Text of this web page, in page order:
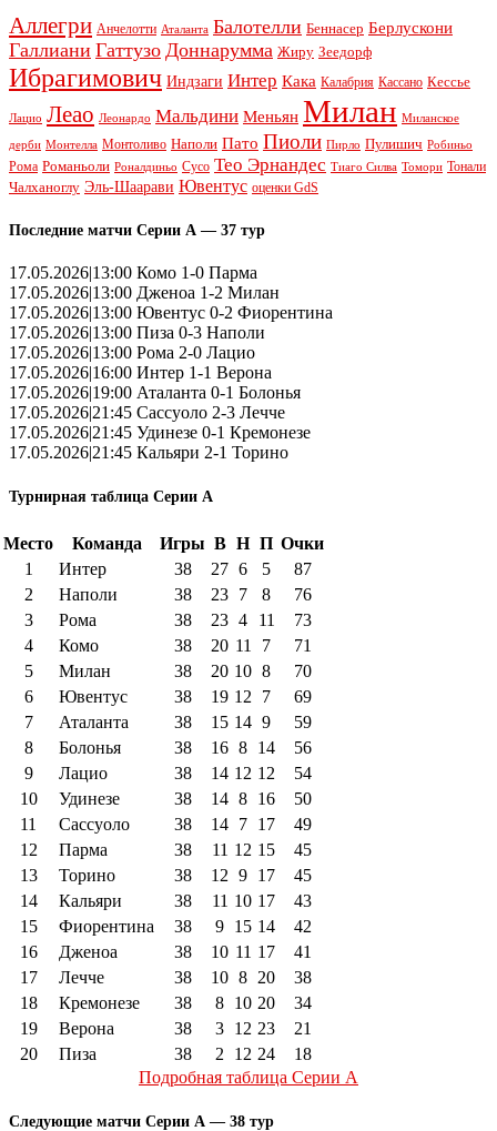
Аллегри Анчелотти Аталанта Балотелли Беннасер Берлускони
Галлиани Гаттузо Доннарумма Жиру Зеедорф
Ибрагимович Индзаги Интер Кака Калабрия Кассано Кессье
Лацио Леао Леонардо Мальдини Меньян Милан Миланское
дерби Монтелла Монтоливо Наполи Пато Пиоли Пирло Пулишич Робиньо
Рома Романьоли Роналдиньо Сусо Тео Эрнандес Тиаго Силва Томори Тонали
Чалханоглу Эль-Шаарави Ювентус оценки GdS
Последние матчи Серии А — 37 тур
17.05.2026|13:00 Комо 1-0 Парма
17.05.2026|13:00 Дженоа 1-2 Милан
17.05.2026|13:00 Ювентус 0-2 Фиорентина
17.05.2026|13:00 Пиза 0-3 Наполи
17.05.2026|13:00 Рома 2-0 Лацио
17.05.2026|16:00 Интер 1-1 Верона
17.05.2026|19:00 Аталанта 0-1 Болонья
17.05.2026|21:45 Сассуоло 2-3 Лечче
17.05.2026|21:45 Удинезе 0-1 Кремонезе
17.05.2026|21:45 Кальяри 2-1 Торино
Турнирная таблица Серии А
Место Команда Игры В Н П Очки
1
Интер 38 27 6 5
87
2
Наполи 38 23 7 8
76
3
Рома 38 23 4 11
73
4
Комо 38 20 11 7
71
5
Милан 38 20 10 8
70
6
Ювентус 38 19 12 7
69
7
Аталанта 38 15 14 9
59
8
Болонья 38 16 8 14
56
9
Лацио 38 14 12 12
54
10
Удинезе 38 14 8 16
50
11
Сассуоло 38 14 7 17
49
12
Парма 38 11 12 15
45
13
Торино 38 12 9 17
45
14
Кальяри 38 11 10 17
43
15
Фиорентина 38 9 15 14
42
16
Дженоа 38 10 11 17
41
17
Лечче 38 10 8 20
38
18
Кремонезе 38 8 10 20
34
19
Верона 38 3 12 23
21
20
Пиза 38 2 12 24
18
Подробная таблица Серии А
Следующие матчи Серии А — 38 тур